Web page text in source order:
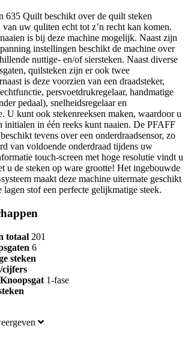
635 Quilt beschikt over de quilt steken
uw quliten echt tot z’n recht kan komen.
is bij deze machine mogelijk. Naast zijn
instellingen beschikt de machine over
nuttige- en/of siersteken. Naast diverse
quilsteken zijn er ook twee
is deze voorzien van een draadsteker,
persvoetdrukregelaar, handmatige
pedaal), snelheidsregelaar en
U kunt ook stekenreeksen maken, waardoor u
initialen in één reeks kunt naaien. De PFAFF
tevens over een onderdraadsensor, zo
van voldoende onderdraad tijdens uw
touch-screen met hoge resolutie vindt u
u de steken op ware grootte! Het ingebouwde
maakt deze machine uitermate geschikt
stof een perfecte gelijkmatige steek.
totaal 201
6
steken
cijfers
1-fase